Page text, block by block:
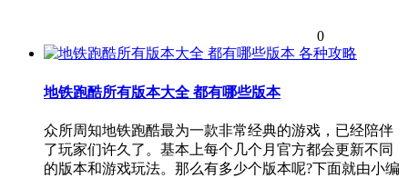
0
各种攻略
地铁跑酷所有版本大全 都有哪些版本
众所周知地铁跑酷最为一款非常经典的游戏，已经陪伴
了玩家们许久了。基本上每个几个月官方都会更新不同
的版本和游戏玩法。那么有多少个版本呢?下面就由小编